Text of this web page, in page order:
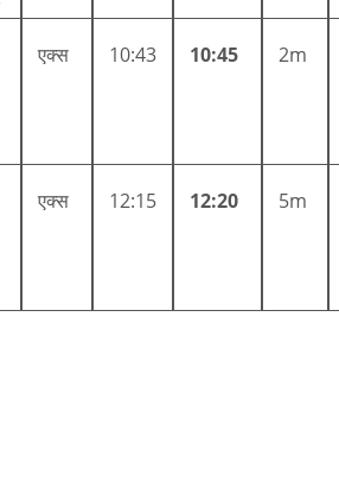
एक्स 10:43 10:45 2m
एक्स 12:15 12:20 5m